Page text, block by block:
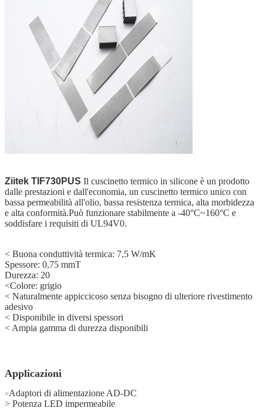
Ziitek TIF730PUS Il cuscinetto termico in silicone è un prodotto
dalle prestazioni e dall'economia, un cuscinetto termico unico con
bassa permeabilità all'olio, bassa resistenza termica, alta morbidezza
e alta conformità.Può funzionare stabilmente a -40°C~160°C e
soddisfare i requisiti di UL94V0.
< Buona conduttività termica: 7,5 W/mK
Spessore: 0,75 mmT
Durezza: 20
<Colore: grigio
< Naturalmente appiccicoso senza bisogno di ulteriore rivestimento
adesivo
< Disponibile in diversi spessori
< Ampia gamma di durezza disponibili
Applicazioni
>Adaptori di alimentazione AD-DC
> Potenza LED impermeabile